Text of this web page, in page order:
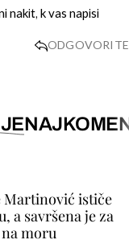
nakit, k vas napisi
ODGOVORITE
Martinović ističe
a savršena je za
moru